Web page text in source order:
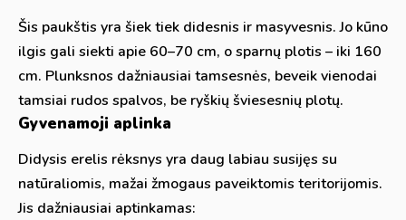
Šis paukštis yra šiek tiek didesnis ir masyvesnis. Jo kūno
ilgis gali siekti apie 60–70 cm, o sparnų plotis – iki 160
cm. Plunksnos dažniausiai tamsesnės, beveik vienodai
tamsiai rudos spalvos, be ryškių šviesesnių plotų.
Gyvenamoji aplinka
Didysis erelis rėksnys yra daug labiau susijęs su
natūraliomis, mažai žmogaus paveiktomis teritorijomis.
Jis dažniausiai aptinkamas: